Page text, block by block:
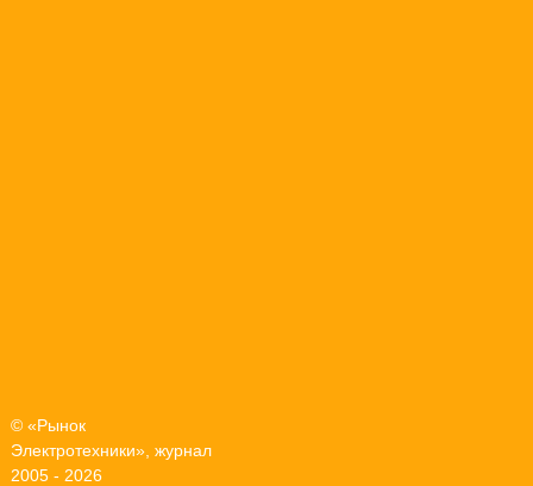
© «Рынок
Электротехники», журнал
2005 - 2026